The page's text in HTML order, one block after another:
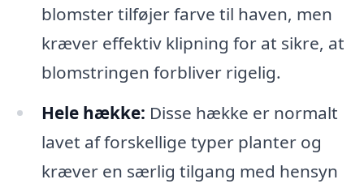
blomster tilføjer farve til haven, men
kræver effektiv klipning for at sikre, at
blomstringen forbliver rigelig.
Hele hække: Disse hække er normalt
lavet af forskellige typer planter og
kræver en særlig tilgang med hensyn